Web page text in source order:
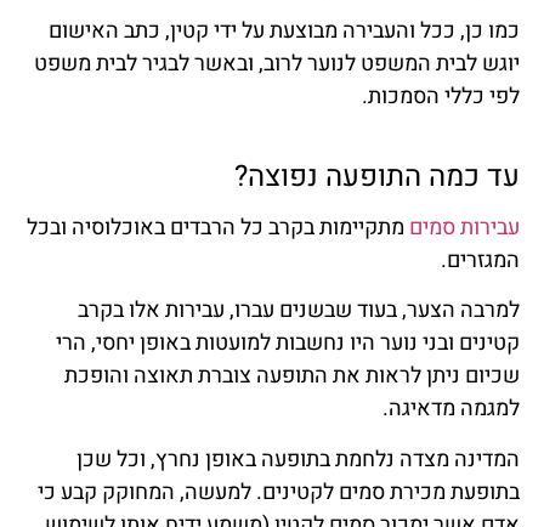
כמו כן, ככל והעבירה מבוצעת על ידי קטין, כתב האישום
יוגש לבית המשפט לנוער לרוב, ובאשר לבגיר לבית משפט
לפי כללי הסמכות.
עד כמה התופעה נפוצה?
עבירות סמים מתקיימות בקרב כל הרבדים באוכלוסיה ובכל
המגזרים.
למרבה הצער, בעוד שבשנים עברו, עבירות אלו בקרב
קטינים ובני נוער היו נחשבות למועטות באופן יחסי, הרי
שכיום ניתן לראות את התופעה צוברת תאוצה והופכת
למגמה מדאיגה.
המדינה מצדה נלחמת בתופעה באופן נחרץ, וכל שכן
בתופעת מכירת סמים לקטינים. למעשה, המחוקק קבע כי